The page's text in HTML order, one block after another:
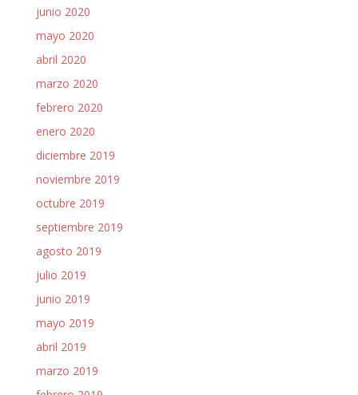
junio 2020
mayo 2020
abril 2020
marzo 2020
febrero 2020
enero 2020
diciembre 2019
noviembre 2019
octubre 2019
septiembre 2019
agosto 2019
julio 2019
junio 2019
mayo 2019
abril 2019
marzo 2019